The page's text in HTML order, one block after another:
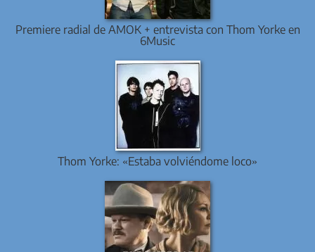
Premiere radial de AMOK + entrevista con Thom Yorke en
6Music
Thom Yorke: «Estaba volviéndome loco»